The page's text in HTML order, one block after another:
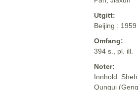
Utgitt:
Beijing : 1959
Omfang:
394 s., pl. ill.
Noter:
Innhold:
Qungui